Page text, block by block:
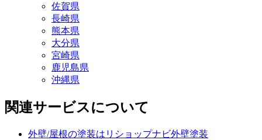
佐賀県
長崎県
熊本県
大分県
宮崎県
鹿児島県
沖縄県
関連サービスについて
外壁/屋根の塗装はリショップナビ外壁塗装